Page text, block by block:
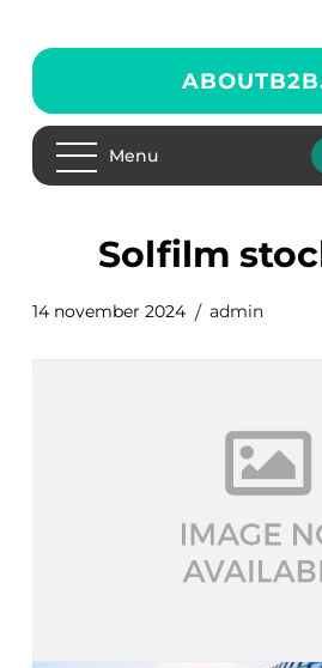
Menu
solfilm
14 november 2024 admin